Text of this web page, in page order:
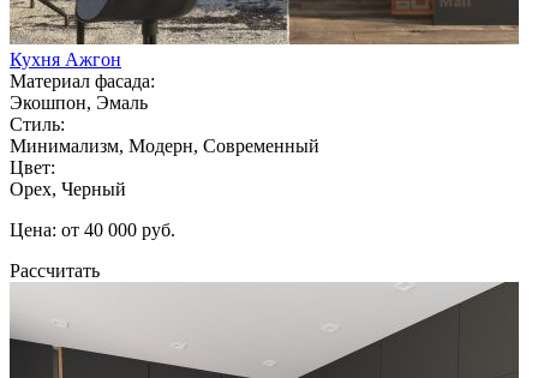
Кухня Ажгон
Материал фасада:
Экошпон, Эмаль
Стиль:
Минимализм, Модерн, Современный
Цвет:
Орех, Черный
Цена: от 40 000 руб.
Рассчитать